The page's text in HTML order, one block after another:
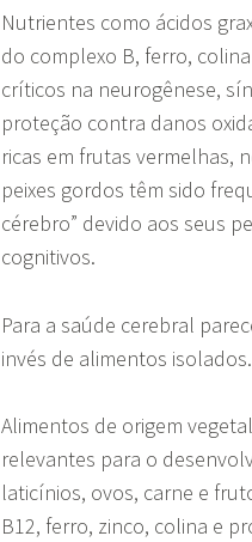
Nutrientes como ácidos
do complexo B, ferro,
críticos na neurogênese,
proteção contra danos
ricas em frutas vermelhas,
peixes gordos têm sido
cérebro” devido aos seus
cognitivos.
Para a saúde cerebral
invés de alimentos isolados.
Alimentos de origem
relevantes para o
laticínios, ovos, carne e
B12, ferro, zinco, colina e